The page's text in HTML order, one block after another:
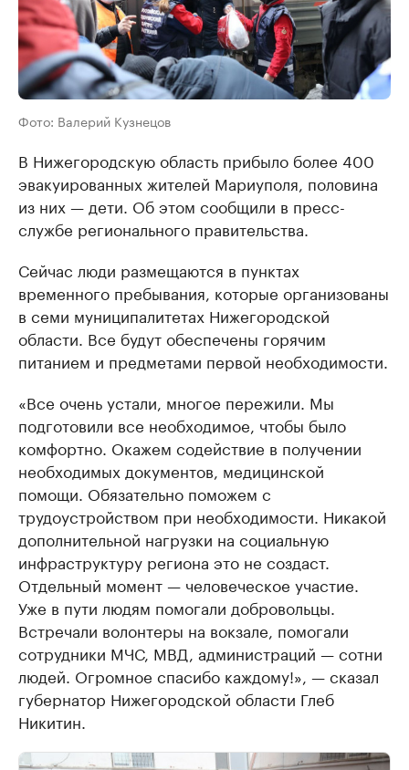
Фото: Валерий Кузнецов
В Нижегородскую область прибыло более 400
эвакуированных жителей Мариуполя, половина
из них — дети. Об этом сообщили в пресс-
службе регионального правительства.
Сейчас люди размещаются в пунктах
временного пребывания, которые организованы
в семи муниципалитетах Нижегородской
области. Все будут обеспечены горячим
питанием и предметами первой необходимости.
«Все очень устали, многое пережили. Мы
подготовили все необходимое, чтобы было
комфортно. Окажем содействие в получении
необходимых документов, медицинской
помощи. Обязательно поможем с
трудоустройством при необходимости. Никакой
дополнительной нагрузки на социальную
инфраструктуру региона это не создаст.
Отдельный момент — человеческое участие.
Уже в пути людям помогали добровольцы.
Встречали волонтеры на вокзале, помогали
сотрудники МЧС, МВД, администраций — сотни
людей. Огромное спасибо каждому!», — сказал
губернатор Нижегородской области Глеб
Никитин.